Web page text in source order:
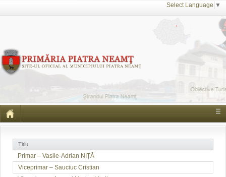
Select Language ▼
☰
Titlu
Primar – Vasile-Adrian NIȚĂ
Viceprimar – Sauciuc Cristian